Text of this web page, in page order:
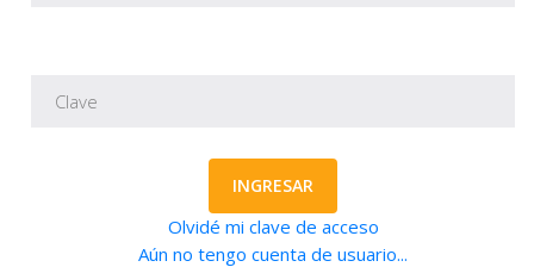
INGRESAR
Olvidé mi clave de acceso
Aún no tengo cuenta de usuario...